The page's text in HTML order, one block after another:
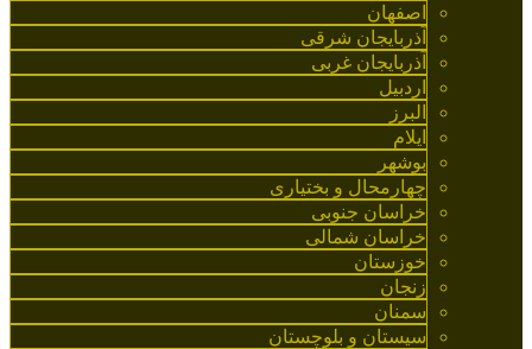
اصفهان
آذربایجان شرقی
آذربایجان غربی
اردبیل
البرز
ایلام
بوشهر
چهارمحال و بختیاری
خراسان جنوبی
خراسان شمالی
خوزستان
زنجان
سمنان
سیستان و بلوچستان